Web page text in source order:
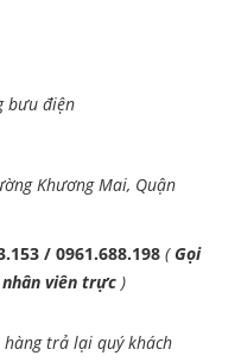
bưu điện
Khương Mai, Quận
/ 0961.688.198 ( Gọi
viên trực )
trả lại quý khách